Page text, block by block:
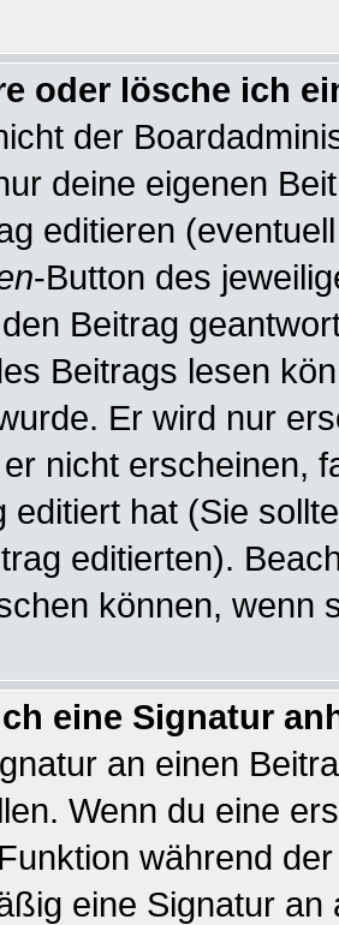
oder lösche ich
der
deine eigenen
editieren
-Button des
Beitrag
Beitrags lesen
Er wird nur
nicht erscheinen,
editiert hat (Sie
editierten).
können, wenn
eine Signatur
an einen
Wenn du eine
während
eine Signatur